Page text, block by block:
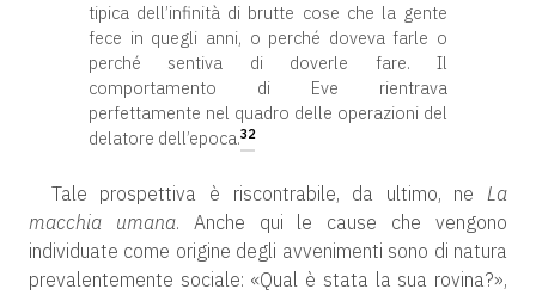
tipica dell’infinità di brutte cose che la gente
fece in quegli anni, o perché doveva farle o
perché sentiva di doverle fare. Il
comportamento di Eve rientrava
perfettamente nel quadro delle operazioni del
delatore dell’epoca.32
Tale prospettiva è riscontrabile, da ultimo, ne La
macchia umana. Anche qui le cause che vengono
individuate come origine degli avvenimenti sono di natura
prevalentemente sociale: «Qual è stata la sua rovina?»,